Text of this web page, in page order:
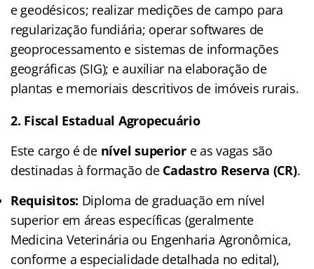
e geodésicos; realizar medições de campo para
regularização fundiária; operar softwares de
geoprocessamento e sistemas de informações
geográficas (SIG); e auxiliar na elaboração de
plantas e memoriais descritivos de imóveis rurais.
2. Fiscal Estadual Agropecuário
Este cargo é de nível superiore as vagas são
destinadas à formação de Cadastro Reserva (CR).
Requisitos: Diploma de graduação em nível
superior em áreas específicas (geralmente
Medicina Veterinária ou Engenharia Agronômica,
conforme a especialidade detalhada no edital),